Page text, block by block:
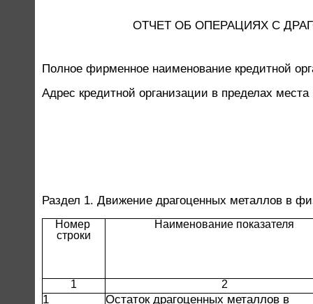
ОТЧЕТ ОБ ОПЕРАЦИЯХ С
Полное фирменное наименование кредитной
Адрес кредитной организации в пределах
Раздел 1. Движение драгоценных металлов в
Номер
строки
Наименование показателя
1 2
1
Остаток драгоценных металлов в